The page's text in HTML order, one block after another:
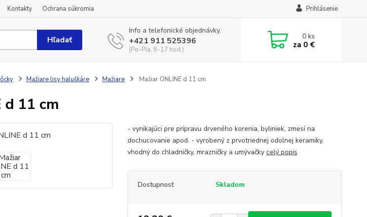
Kontakty Ochrana súkromia Prihlásenie
Hľadať
Info a telefonické objednávky.
+421 911 525396
(Po-Pia, 8-17 hod.)
0ks
za 0 €
Mažiare lisy haluškáre Mažiare Mažiar ONLINE d 11 cm
d 11 cm
- vynikajúci pre prípravu drveného korenia, byliniek, zmesí na
dochucovanie apod. - vyrobený z prvotriednej odolnej keramiky,
vhodný do chladničky, mrazničky a umývačky celý popis
Dostupnosť Skladom